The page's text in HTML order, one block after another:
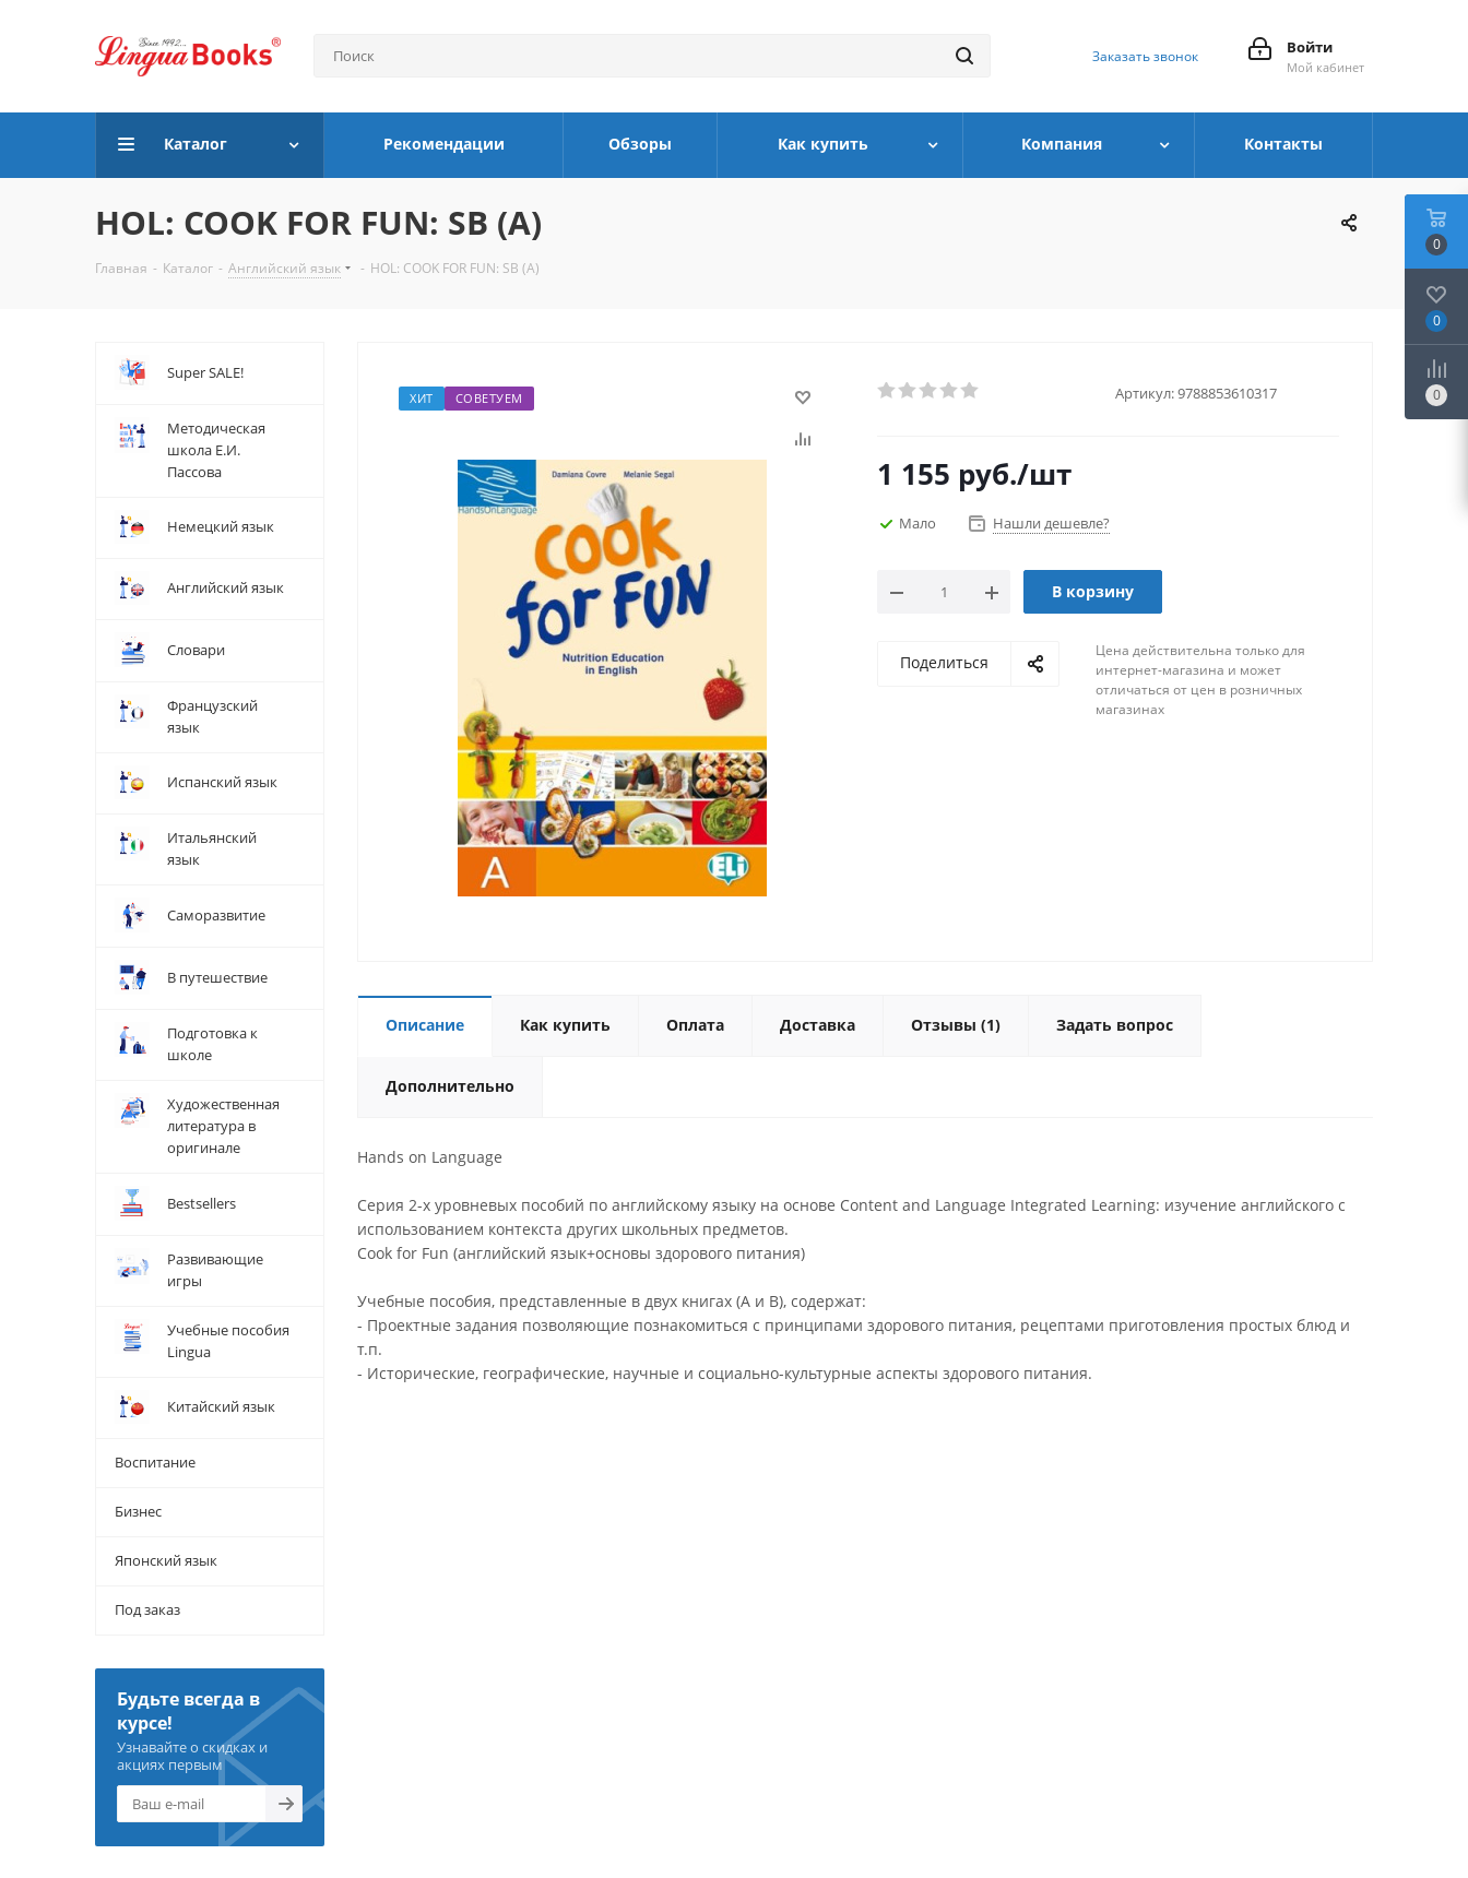
Войти
Мой кабинет
Заказать звонок
Каталог Рекомендации Обзоры Как купить Компания Контакты
HOL: COOK FOR FUN: SB (A)
Главная - Каталог - Английский язык - HOL: COOK FOR FUN: SB (A)
ХИТ СОВЕТУЕМ Артикул:9788853610317
1 155 руб./шт
Мало Нашли дешевле?
В корзину
Поделиться
Цена действительна только для
интернет-магазина и может
отличаться от цен в розничных
магазинах
Описание Как купить Оплата Доставка Отзывы (1) Задать вопрос
Дополнительно
Hands on Language
Серия 2-х уровневых пособий по английскому языку на основе Content and Language Integrated Learning: изучение английского с
использованием контекста других школьных предметов.
Cook for Fun (английский язык+основы здорового питания)
Учебные пособия, представленные в двух книгах (А и В), содержат:
- Проектные задания позволяющие познакомиться с принципами здорового питания, рецептами приготовления простых блюд и
т.п.
- Исторические, географические, научные и социально-культурные аспекты здорового питания.
Super SALE!
Методическая
школа Е.И.
Пассова
Немецкий язык
Английский язык
Словари
Французский
язык
Испанский язык
Итальянский
язык
Саморазвитие
В путешествие
Подготовка к
школе
Художественная
литература в
оригинале
Bestsellers
Развивающие
игры
Учебные пособия
Lingua
Китайский язык
Воспитание
Бизнес
Японский язык
Под заказ
Будьте всегда в
курсе!
Узнавайте о скидках и
акциях первым
0
0
0